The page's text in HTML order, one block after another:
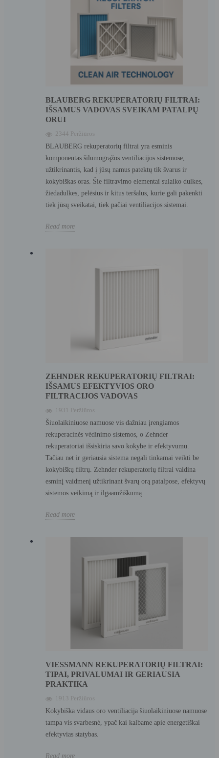
BLAUBERG REKUPERATORIŲ FILTRAI:
IŠSAMUS VADOVAS SVEIKAM PATALPŲ
ORUI
2344 Peržiūros
BLAUBERG rekuperatorių filtrai yra esminis
komponentas šilumogrąžos ventiliacijos sistemose,
užtikrinantis, kad į jūsų namus patektų tik švarus ir
kokybiškas oras. Šie filtravimo elementai sulaiko dulkes,
žiedadulkes, pelėsius ir kitus teršalus, kurie gali pakenkti
tiek jūsų sveikatai, tiek pačiai ventiliacijos sistemai.
Read more
ZEHNDER REKUPERATORIŲ FILTRAI:
IŠSAMUS EFEKTYVIOS ORO
FILTRACIJOS VADOVAS
1931 Peržiūros
Šiuolaikiniuose namuose vis dažniau įrengiamos
rekuperacinės vėdinimo sistemos, o Zehnder
rekuperatoriai išsiskiria savo kokybe ir efektyvumu.
Tačiau net ir geriausia sistema negali tinkamai veikti be
kokybiškų filtrų. Zehnder rekuperatorių filtrai vaidina
esminį vaidmenį užtikrinant švarų orą patalpose, efektyvų
sistemos veikimą ir ilgaamžiškumą.
Read more
VIESSMANN REKUPERATORIŲ FILTRAI:
TIPAI, PRIVALUMAI IR GERIAUSIA
PRAKTIKA
1913 Peržiūros
Kokybiška vidaus oro ventiliacija šiuolaikiniuose namuose
tampa vis svarbesnė, ypač kai kalbame apie energetiškai
efektyvias statybas.
Read more